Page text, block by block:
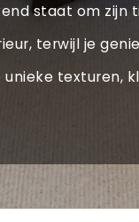
staat om
terwijl je
texturen,